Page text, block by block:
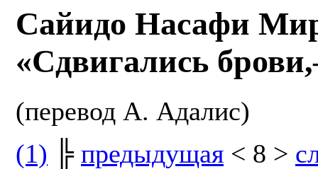
Сайидо Насафи
«Сдвигались
(перевод А. Адалис)
(1) ╠ предыдущая < 8 >